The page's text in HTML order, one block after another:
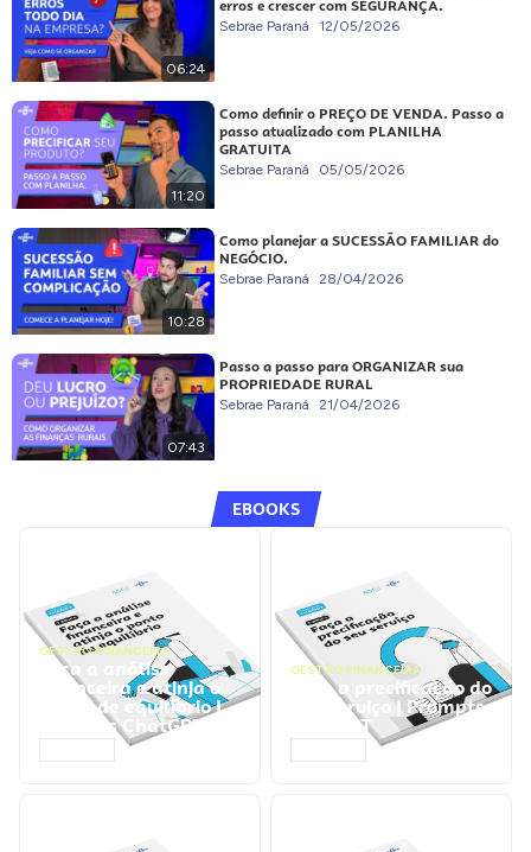
06:24
erros e crescer com SEGURANÇA.
Sebrae Paraná 12/05/2026
11:20
Como definir o PREÇO DE VENDA. Passo a
passo atualizado com PLANILHA
GRATUITA
Sebrae Paraná 05/05/2026
10:28
Como planejar a SUCESSÃO FAMILIAR do
NEGÓCIO.
Sebrae Paraná 28/04/2026
07:43
Passo a passo para ORGANIZAR sua
PROPRIEDADE RURAL
Sebrae Paraná 21/04/2026
EBOOKS
GESTÃO FINANCEIRA
Faça a análise
financeira e atinja o
ponto de equilíbrio |
Prompts ChatGPT
GESTÃO FINANCEIRA
Faça a precificação do
seu serviço | Prompts
ChatGPT